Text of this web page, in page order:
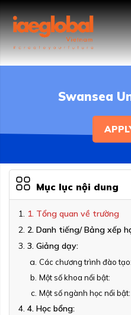
Swansea
Mục lục nội dung
1. Tổng quan về trường
2. Danh tiếng/ Bảng xếp
3. Giảng dạy:
Các chương trình đào tạo:
Một số khoa nổi bật:
Một số ngành học nổi bật:
4. Học bổng: